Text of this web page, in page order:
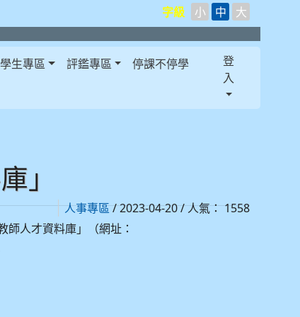
字級 小 中 大
學生專區 評鑑專區 停課不停學
登
入
」
人事專區/ 2023-04-20 / 人氣： 1558
人才資料庫」（網址：